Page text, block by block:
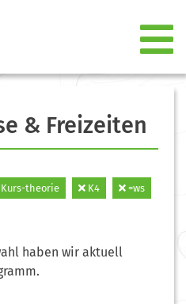
& Freizeiten
Kurs-theorie K4 =ws
haben wir aktuell